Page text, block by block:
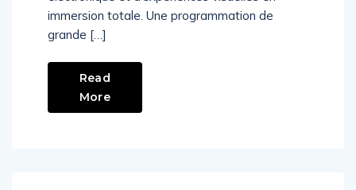
immersion totale. Une programmation de
grande […]
Read
More